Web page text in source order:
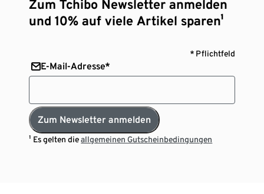
Zum Tchibo Newsletter anmelden
und 10% auf viele Artikel sparen¹
* Pflichtfeld
E-Mail-Adresse*
Zum Newsletter anmelden
¹ Es gelten dieallgemeinen Gutscheinbedingungen